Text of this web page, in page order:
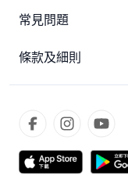
常見問題
條款及細則